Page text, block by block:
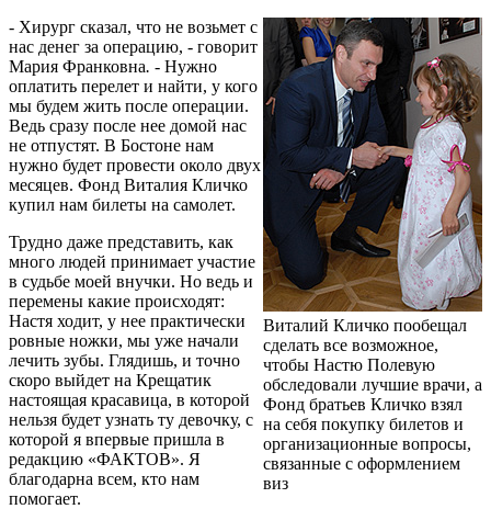
Виталий Кличко пообещал
сделать все возможное,
чтобы Настю Полевую
обследовали лучшие врачи, а
Фонд братьев Кличко взял
на себя покупку билетов и
организационные вопросы,
связанные с оформлением
виз
- Хирург сказал, что не возьмет с
нас денег за операцию, - говорит
Мария Франковна. - Нужно
оплатить перелет и найти, у кого
мы будем жить после операции.
Ведь сразу после нее домой нас
не отпустят. В Бостоне нам
нужно будет провести около двух
месяцев. Фонд Виталия Кличко
купил нам билеты на самолет.
Трудно даже представить, как
много людей принимает участие
в судьбе моей внучки. Но ведь и
перемены какие происходят:
Настя ходит, у нее практически
ровные ножки, мы уже начали
лечить зубы. Глядишь, и точно
скоро выйдет на Крещатик
настоящая красавица, в которой
нельзя будет узнать ту девочку, с
которой я впервые пришла в
редакцию «ФАКТОВ». Я
благодарна всем, кто нам
помогает.